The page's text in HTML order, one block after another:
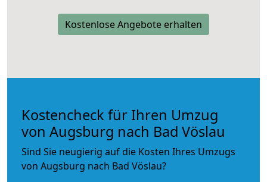
Kostenlose Angebote erhalten
Kostencheck für Ihren Umzug
von Augsburg nach Bad Vöslau
Sind Sie neugierig auf die Kosten Ihres Umzugs
von Augsburg nach Bad Vöslau?